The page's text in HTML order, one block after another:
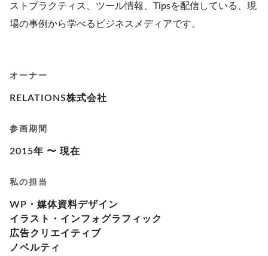
ストプラクティス、ツール情報、Tipsを配信している、現
場の事例から学べるビジネスメディアです。
オーナー
RELATIONS株式会社
参画期間
2015年 〜 現在
私の担当
WP・媒体資料デザイン
イラスト・インフォグラフィック
広告クリエイティブ
ノベルティ